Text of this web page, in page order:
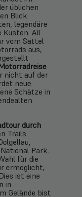
üblichen
Blick
legendäre
Küsten. All
vom Sattel
aus,
nicht auf der
neue
Schätze in
durch
Trails
Park.
für die
ermöglicht,
ist eine
in
Gelände bist